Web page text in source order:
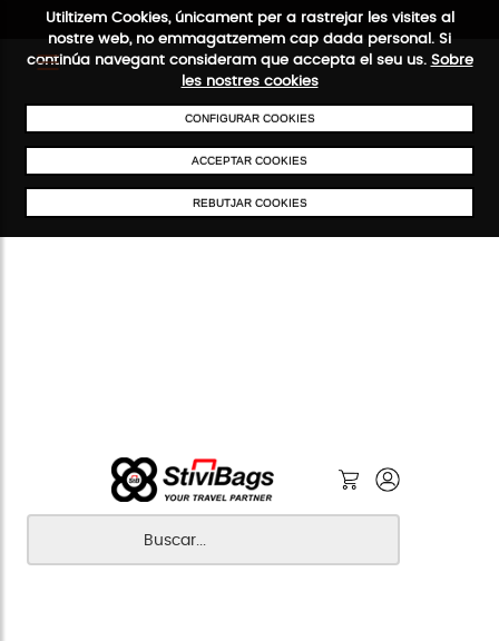
Utiltizem Cookies, únicament per a rastrejar les visites al
nostre web, no emmagatzemem cap dada personal. Si
continúa navegant consideram que accepta el seu us. Sobre
les nostres cookies
CONFIGURAR COOKIES
ACCEPTAR COOKIES
REBUTJAR COOKIES
ENVIAMENTS GRATUÏTS A PARTIR DE 50 €